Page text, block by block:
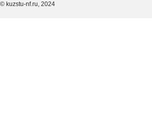
© kuzstu-nf.ru, 2024